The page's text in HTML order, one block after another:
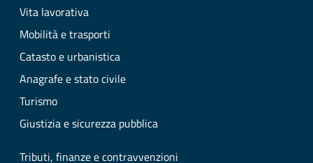
Vita lavorativa
Mobilità e trasporti
Catasto e urbanistica
Anagrafe e stato civile
Turismo
Giustizia e sicurezza pubblica
Tributi, finanze e contravvenzioni